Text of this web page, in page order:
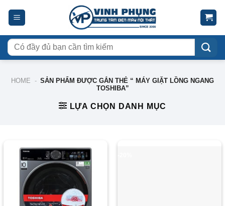
Tìm
kiếm:
HOME - SẢN PHẨM ĐƯỢC GẮN THẺ “ MÁY GIẶT LỒNG NGANG
TOSHIBA”
LỰA CHỌN DANH MỤC